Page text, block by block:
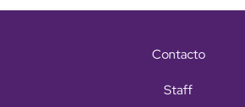
Contacto
Staff